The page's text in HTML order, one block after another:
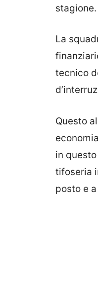
stagione.
La
tecnico
Questo
in
tifoseria
posto e